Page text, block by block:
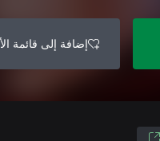
إضافة إلى قائمة